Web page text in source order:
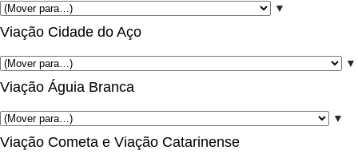
▼
Viação Cidade do Aço
▼
Viação Águia Branca
▼
Viação Cometa e Viação Catarinense